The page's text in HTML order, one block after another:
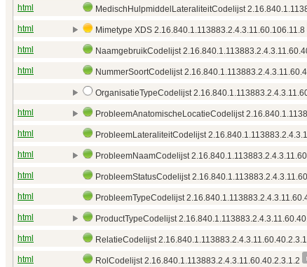
html MedischHulpmiddelLateraliteitCodelijst
html Mimetype XDS 2.16.840.1.113883.2.4.3.11.60.106.11.8
html NaamgebruikCodelijst
html NummerSoortCodelijst
OrganisatieTypeCodelijst
html ProbleemAnatomischeLocatieCodelijst
html ProbleemLateraliteitCodelijst
html ProbleemNaamCodelijst
html ProbleemStatusCodelijst
html ProbleemTypeCodelijst
html ProductTypeCodelijst
html RelatieCodelijst
html RolCodelijst 2.16.840.1.113883.2.4.3.11.60.40.2.3.1.2